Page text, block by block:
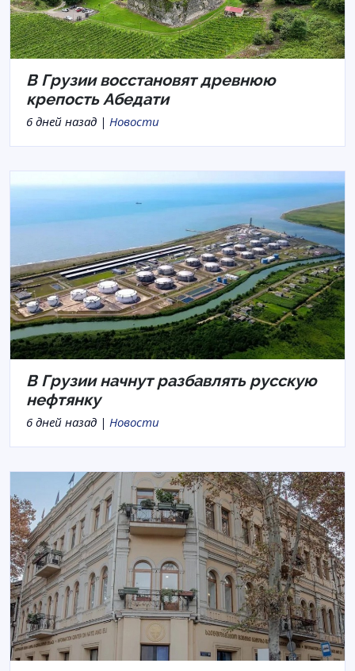
В Грузии восстановят древнюю
крепость Абедати
6 дней назад | Новости
В Грузии начнут разбавлять русскую
нефтянку
6 дней назад | Новости